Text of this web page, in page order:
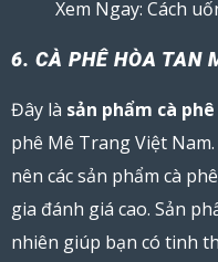
Xem Ngay: Cách
6. CÀ PHÊ HÒA TAN
Đây là sản phẩm cà
phê Mê Trang Việt
nên các sản phẩm cà
gia đánh giá cao. Sản
nhiên giúp bạn có tinh